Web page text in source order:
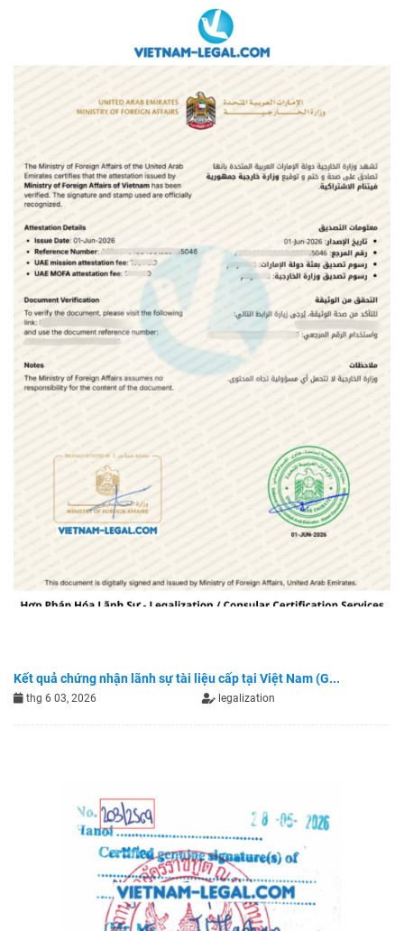
Kết quả chứng nhận lãnh sự tài liệu cấp tại Việt Nam (G...
thg 6 03, 2026 legalization